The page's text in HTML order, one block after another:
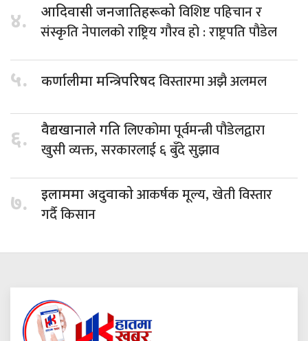
४. आदिवासी जनजातिहरूकोविशिष्ट पहिचान र
संस्कृति नेपालको राष्ट्रिय गौरव हो : राष्ट्रपति पौडेल
५. कर्णालीमा मन्त्रिपरिषदविस्तारमा अझै अलमल
६. वैद्यखानाले गतिलिएकोमा पूर्वमन्त्री पौडेलद्वारा
खुसी व्यक्त, सरकारलाई ६ बुँदे सुझाव
७. इलाममा अदुवाकोआकर्षक मूल्य, खेती विस्तार
गर्दै किसान